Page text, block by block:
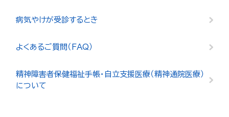
病気やけが受診するとき
よくあるご質問（FAQ）
精神障害者保健福祉手帳・自立支援医療（精神通院医療）
について